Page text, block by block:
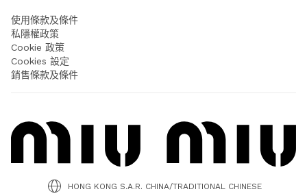
使用條款及條件
私隱權政策
Cookie 政策
Cookies 設定
銷售條款及條件
HONG KONG S.A.R. CHINA/TRADITIONAL CHINESE